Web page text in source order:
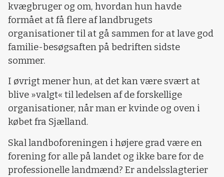
kvægbruger og om, hvordan hun havde
formået at få flere af landbrugets
organisationer til at gå sammen for at lave god
familie-besøgsaften på bedriften sidste
sommer.
I øvrigt mener hun, at det kan være svært at
blive »valgt« til ledelsen af de forskellige
organisationer, når man er kvinde og oven i
købet fra Sjælland.
Skal landboforeningen i højere grad være en
forening for alle på landet og ikke bare for de
professionelle landmænd? Er andelsslagterier